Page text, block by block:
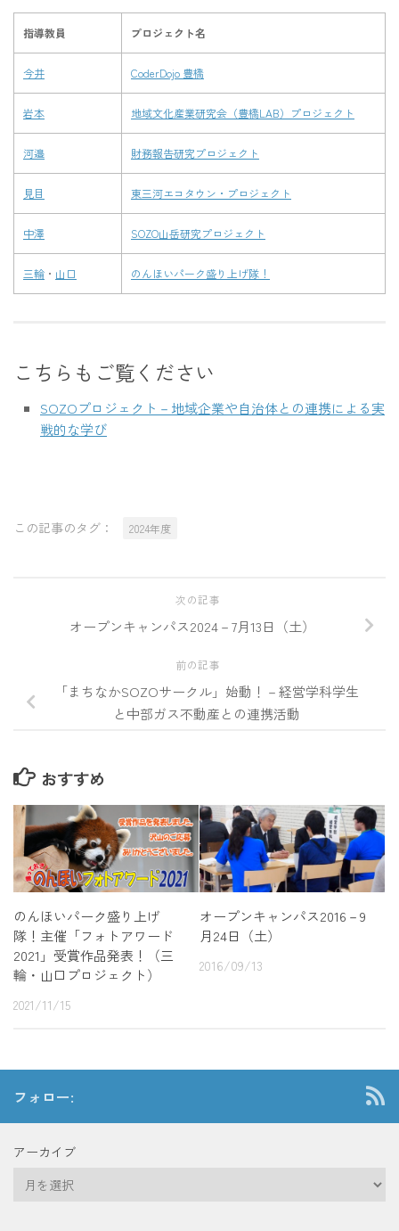
指導教員 プロジェクト名
今井 CoderDojo 豊橋
岩本 地域文化産業研究会（豊橋LAB）プロジェクト
河邉 財務報告研究プロジェクト
見目 東三河エコタウン・プロジェクト
中澤 SOZO山岳研究プロジェクト
三輪 ・ 山口 のんほいパーク盛り上げ隊！
こちらもご覧ください
SOZOプロジェクト－地域企業や自治体との連携による実
戦的な学び
この記事のタグ： 2024年度
次の記事
オープンキャンパス2024－7月13日（土）
前の記事
「まちなかSOZOサークル」始動！－経営学科学生
と中部ガス不動産との連携活動
おすすめ
のんほいパーク盛り上げ
隊！主催「フォトアワード
2021」受賞作品発表！（三
輪・山口プロジェクト）
2021/11/15
オープンキャンパス2016－9
月24日（土）
2016/09/13
フォロー:
アーカイブ